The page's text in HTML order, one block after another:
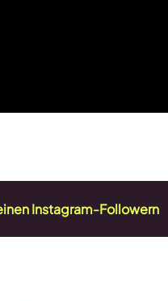
Instagram-Followern